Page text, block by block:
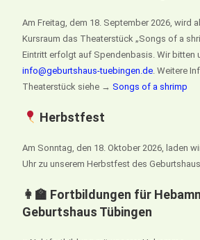
Am Freitag, dem 18. September 2026, wird
Kursraum das Theaterstück „Songs of a
Eintritt erfolgt auf Spendenbasis. Wir bitten
info@geburtshaus-tuebingen.de . Weitere
Theaterstück siehe →Songs of a shrimp
Herbstfest
Am Sonntag, den 18. Oktober 2026, laden
Uhr zu unserem Herbstfest des
👩‍🏫 Fortbildungen für
Geburtshaus Tübingen